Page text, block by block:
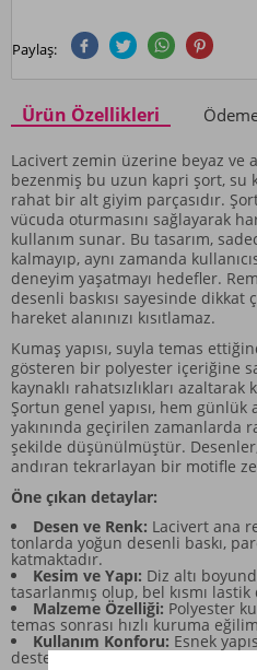
Paylaş:
Ürün Özellikleri
Lacivert zemin üzerine beyaz ve
bezenmiş bu uzun kapri şort, su
rahat bir alt giyim parçasıdır.
vücuda oturmasını sağlayarak
kullanım sunar. Bu tasarım,
kalmayıp, aynı zamanda
deneyim yaşatmayı hedefler.
desenli baskısı sayesinde dikkat
hareket alanınızı kısıtlamaz.
Kumaş yapısı, suyla temas
gösteren bir polyester içeriğine
kaynaklı rahatsızlıkları
Şortun genel yapısı, hem
yakınında geçirilen zamanlarda
şekilde düşünülmüştür.
andıran tekrarlayan bir motifle
Öne çıkan detaylar:
Desen ve Renk: Lacivert ana
tonlarda yoğun desenli baskı,
katmaktadır.
Kesim ve Yapı: Diz altı
tasarlanmış olup, bel kısmı lastik
Malzeme Özelliği: Polyester
temas sonrası hızlı kuruma
Kullanım Konforu: Esnek
destekleyen bir konfor sunar.